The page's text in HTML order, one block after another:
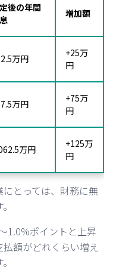
後の年間
増加額
万円
+25万
円
万円
+75万
円
万円
+125万
円
とっては、財務に無
1.0%ポイントと上昇
額がどれくらい増え